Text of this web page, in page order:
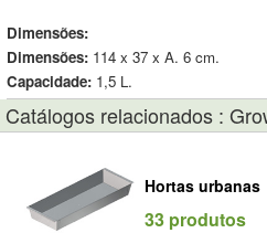
Dimensões:
Dimensões: 114 x 37 x A. 6 cm.
Capacidade: 1,5 L.
Catálogos relacionados :
Hortas urbanas
33 produtos